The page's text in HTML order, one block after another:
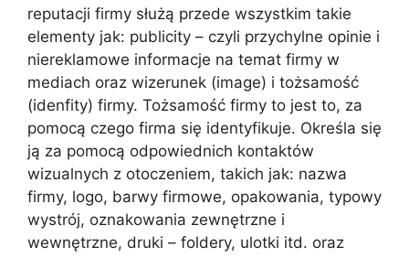
reputacji firmy służą przede wszystkim takie
elementy jak: publicity – czyli przychylne opinie i
niereklamowe informacje na temat firmy w
mediach oraz wizerunek (image) i tożsamość
(idenfity) firmy. Tożsamość firmy to jest to, za
pomocą czego firma się identyfikuje. Określa się
ją za pomocą odpowiednich kontaktów
wizualnych z otoczeniem, takich jak: nazwa
firmy, logo, barwy firmowe, opakowania, typowy
wystrój, oznakowania zewnętrzne i
wewnętrzne, druki – foldery, ulotki itd. oraz